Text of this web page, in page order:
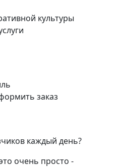
культуры
заказ
каждый день?
очень просто -